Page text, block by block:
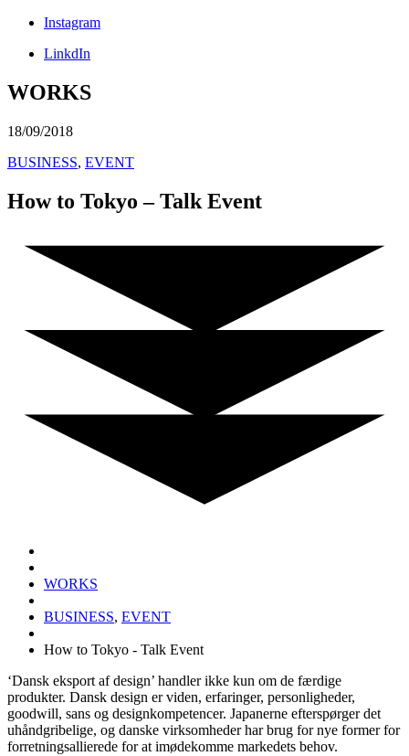
Instagram
LinkdIn
WORKS
18/09/2018
BUSINESS, EVENT
How to Tokyo – Talk Event
WORKS
BUSINESS, EVENT
How to Tokyo - Talk Event
‘Dansk eksport af design’ handler ikke kun om de færdige
produkter. Dansk design er viden, erfaringer, personligheder,
goodwill, sans og designkompetencer. Japanerne efterspørger det
uhåndgribelige, og danske virksomheder har brug for nye former for
forretningsallierede for at imødekomme markedets behov.